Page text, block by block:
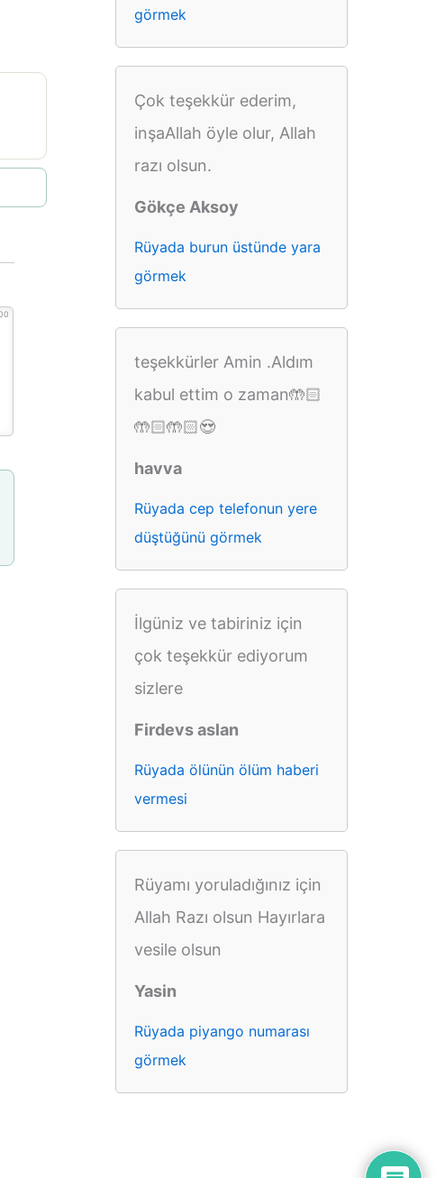
görmek
Çok teşekkür ederim,
inşaAllah öyle olur, Allah
razı olsun.
Gökçe Aksoy
Rüyada burun üstünde yara
görmek
teşekkürler Amin .Aldım
kabul ettim o zaman🤲🏻
🤲🏻🤲🏻😍
havva
Rüyada cep telefonun yere
düştüğünü görmek
İlgüniz ve tabiriniz için
çok teşekkür ediyorum
sizlere
Firdevs aslan
Rüyada ölünün ölüm haberi
vermesi
Rüyamı yoruladığınız için
Allah Razı olsun Hayırlara
vesile olsun
Yasin
Rüyada piyango numarası
görmek